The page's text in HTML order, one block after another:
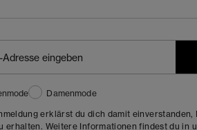
Damenmode
erklärst du dich damit
erhalten. Weitere Informationen findest du in